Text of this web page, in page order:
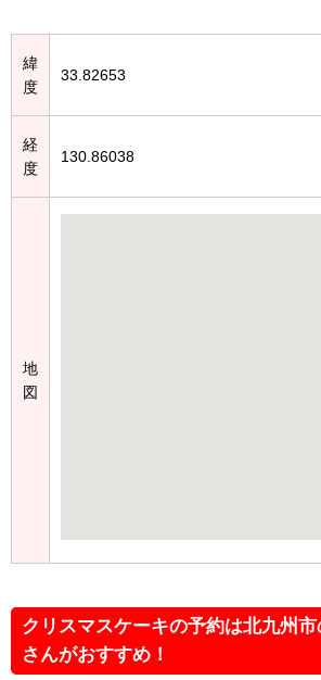
緯
度
33.82653
経
度
130.86038
地
図
クリスマスケーキの予約は北九州
さんがおすすめ！